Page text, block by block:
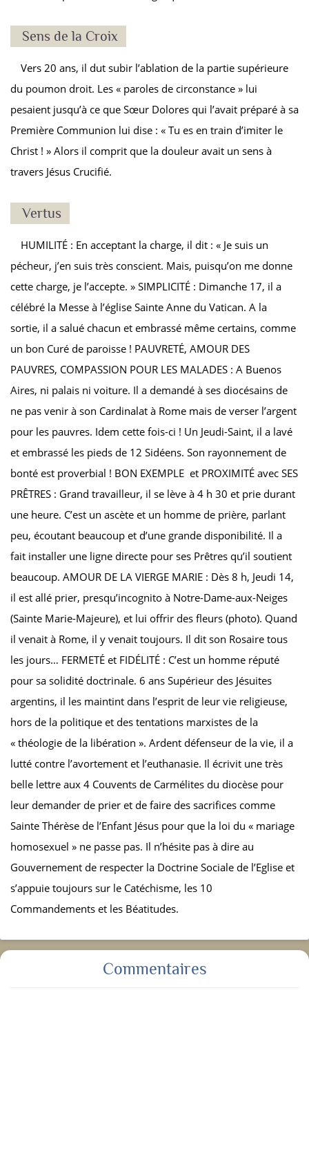
Sens de la Croix
Vers 20 ans, il dut subir l’ablation de la partie supérieure
du poumon droit. Les « paroles de circonstance » lui
pesaient jusqu’à ce que Sœur Dolores qui l’avait préparé à sa
Première Communion lui dise : « Tu es en train d’imiter le
Christ ! » Alors il comprit que la douleur avait un sens à
travers Jésus Crucifié.
Vertus
HUMILITÉ : En acceptant la charge, il dit : « Je suis un
pécheur, j’en suis très conscient. Mais, puisqu’on me donne
cette charge, je l’accepte. » SIMPLICITÉ : Dimanche 17, il a
célébré la Messe à l’église Sainte Anne du Vatican. A la
sortie, il a salué chacun et embrassé même certains, comme
un bon Curé de paroisse ! PAUVRETÉ, AMOUR DES
PAUVRES, COMPASSION POUR LES MALADES : A Buenos
Aires, ni palais ni voiture. Il a demandé à ses diocésains de
ne pas venir à son Cardinalat à Rome mais de verser l’argent
pour les pauvres. Idem cette fois-ci ! Un Jeudi-Saint, il a lavé
et embrassé les pieds de 12 Sidéens. Son rayonnement de
bonté est proverbial ! BON EXEMPLE et PROXIMITÉ avec SES
PRÊTRES : Grand travailleur, il se lève à 4 h 30 et prie durant
une heure. C’est un ascète et un homme de prière, parlant
peu, écoutant beaucoup et d’une grande disponibilité. Il a
fait installer une ligne directe pour ses Prêtres qu’il soutient
beaucoup. AMOUR DE LA VIERGE MARIE : Dès 8 h, Jeudi 14,
il est allé prier, presqu’incognito à Notre-Dame-aux-Neiges
(Sainte Marie-Majeure), et lui offrir des fleurs (photo). Quand
il venait à Rome, il y venait toujours. Il dit son Rosaire tous
les jours… FERMETÉ et FIDÉLITÉ : C’est un homme réputé
pour sa solidité doctrinale. 6 ans Supérieur des Jésuites
argentins, il les maintint dans l’esprit de leur vie religieuse,
hors de la politique et des tentations marxistes de la
« théologie de la libération ». Ardent défenseur de la vie, il a
lutté contre l’avortement et l’euthanasie. Il écrivit une très
belle lettre aux 4 Couvents de Carmélites du diocèse pour
leur demander de prier et de faire des sacrifices comme
Sainte Thérèse de l’Enfant Jésus pour que la loi du « mariage
homosexuel » ne passe pas. Il n’hésite pas à dire au
Gouvernement de respecter la Doctrine Sociale de l’Eglise et
s’appuie toujours sur le Catéchisme, les 10
Commandements et les Béatitudes.
Commentaires